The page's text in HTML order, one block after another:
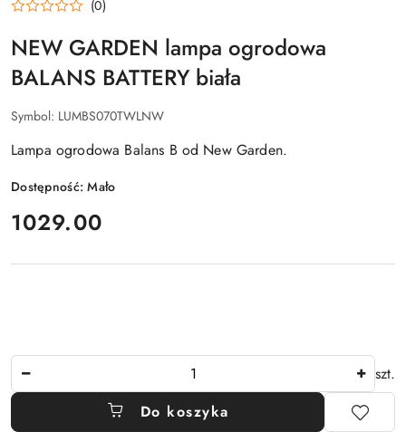
(0)
NEW GARDEN lampa ogrodowa
BALANS BATTERY biała
Symbol: LUMBS070TWLNW
Lampa ogrodowa Balans B od New Garden.
Dostępność:Mało
cena:
1029.00
szt.
Do koszyka